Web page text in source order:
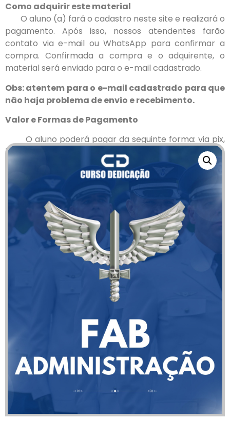
Como adquirir este material
O aluno (a) fará o cadastro neste site e realizará o
pagamento. Após isso, nossos atendentes farão
contato via e-mail ou WhatsApp para confirmar a
compra. Confirmada a compra e o adquirente, o
material será enviado para o e-mail cadastrado.
Obs: atentem para o e-mail cadastrado para que
não haja problema de envio e recebimento.
Valor e Formas de Pagamento
O aluno poderá pagar da seguinte forma: via pix,
boleto ou cartão de crédito (podendo parcelar em
até 12 vezes no cartão de crédito).
Administração + Português + Redação:
R$
700,00